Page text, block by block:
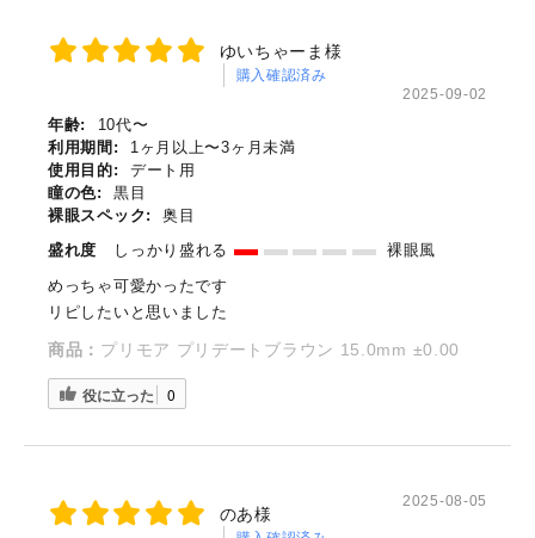
ゆいちゃーま様
購入確認済み
2025-09-02
年齢:
10代〜
利用期間:
1ヶ月以上〜3ヶ月未満
使用目的:
デート用
瞳の色:
黒目
裸眼スペック:
奥目
盛れ度
しっかり盛れる
裸眼風
めっちゃ可愛かったです
リピしたいと思いました
商品： プリモア プリデートブラウン 15.0mm ±0.00
役に立った 0
のあ様
2025-08-05